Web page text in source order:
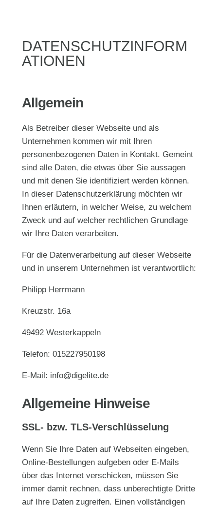
DATENSCHUTZINFORM
ATIONEN
Allgemein
Als Betreiber dieser Webseite und als
Unternehmen kommen wir mit Ihren
personenbezogenen Daten in Kontakt. Gemeint
sind alle Daten, die etwas über Sie aussagen
und mit denen Sie identifiziert werden können.
In dieser Datenschutzerklärung möchten wir
Ihnen erläutern, in welcher Weise, zu welchem
Zweck und auf welcher rechtlichen Grundlage
wir Ihre Daten verarbeiten.
Für die Datenverarbeitung auf dieser Webseite
und in unserem Unternehmen ist verantwortlich:
Philipp Herrmann
Kreuzstr. 16a
49492 Westerkappeln
Telefon: 015227950198
E-Mail: info@digelite.de
Allgemeine Hinweise
SSL- bzw. TLS-Verschlüsselung
Wenn Sie Ihre Daten auf Webseiten eingeben,
Online-Bestellungen aufgeben oder E-Mails
über das Internet verschicken, müssen Sie
immer damit rechnen, dass unberechtigte Dritte
auf Ihre Daten zugreifen. Einen vollständigen